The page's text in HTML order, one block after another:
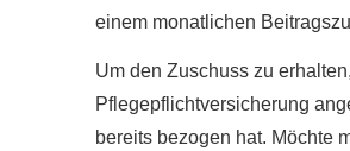
einem monatlichen
Um den Zuschuss zu
Pflegepflichtversicherung
bereits bezogen hat. Möchte